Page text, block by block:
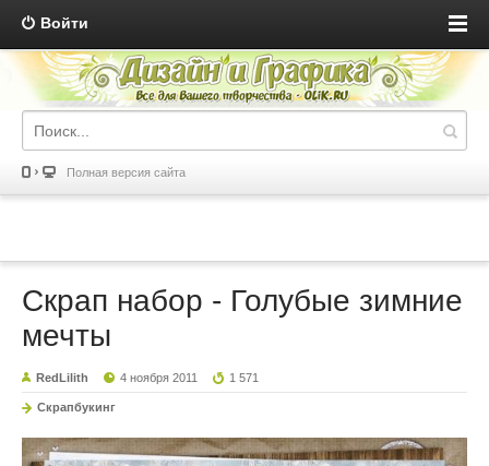
Войти
Полная версия сайта
Скрап набор - Голубые зимние
мечты
RedLilith 4 ноября 2011 1 571
Скрапбукинг